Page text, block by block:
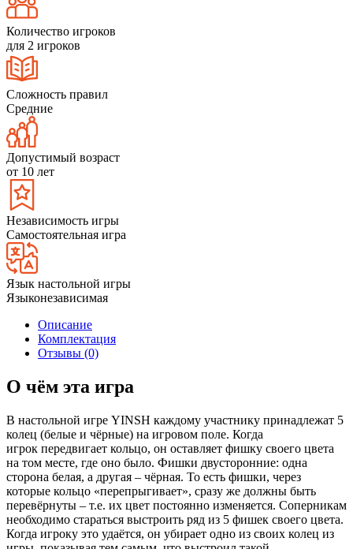
Количество игроков
для 2 игроков
Сложность правил
Средние
Допустимый возраст
от 10 лет
Независимость игры
Самостоятельная игра
Язык настольной игры
Языконезависимая
Описание
Комплектация
Отзывы (0)
О чём эта игра
В настольной игре YINSH каждому участнику принадлежат 5
колец (белые и чёрные) на игровом поле. Когда
игрок передвигает кольцо, он оставляет фишку своего цвета
на том месте, где оно было. Фишки двусторонние: одна
сторона белая, а другая – чёрная. То есть фишки, через
которые кольцо «перепрыгивает», сразу же должны быть
перевёрнуты – т.е. их цвет постоянно изменяется. Соперникам
необходимо стараться выстроить ряд из 5 фишек своего цвета.
Когда игроку это удаётся, он убирает одно из своих колец из